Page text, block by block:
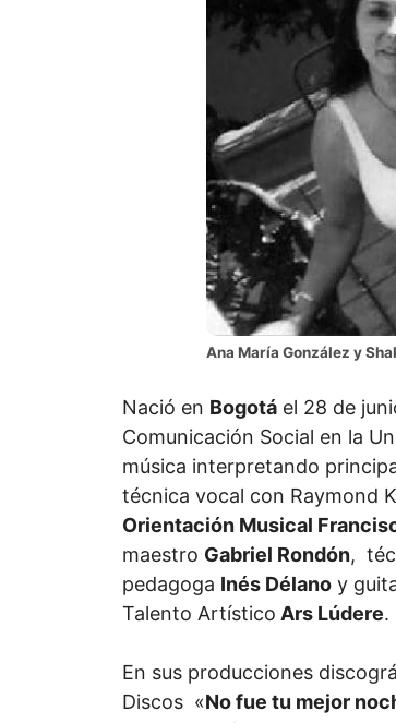
Ana María González y
Nació en Bogotá el 28 de
Comunicación Social en la
música interpretando
técnica vocal con Raymond
Orientación Musical
maestro Gabriel Rondón,
pedagoga Inés Délano y
Talento Artístico Ars Lúdere.
En sus producciones
Discos «No fue tu mejor